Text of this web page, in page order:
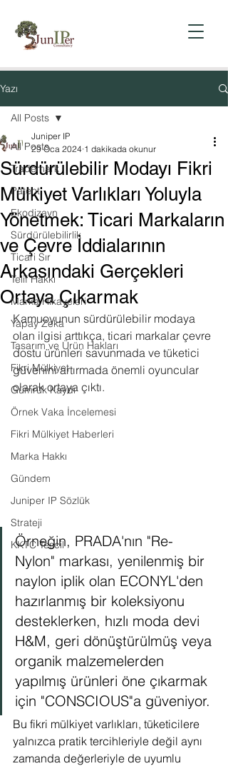
Yazı
All Posts
Trademark
Patent
Ekodizayn
Sürdürülebilirlik
Ticari Sır
Telif Hakkı
Marka Hikayeleri
Yapay Zeka
Tasarım ve Ürün Hakları
Fikri Mülkiyet
Gümrük Kaydı
Örnek Vaka İncelemesi
Fikri Mülkiyet Haberleri
Marka Hakkı
Gündem
Juniper IP Sözlük
Strateji
KKTC Tescil
All Posts
Sürdürülebilir Modayı Fikri
Mülkiyet Varlıkları Yoluyla
Yönetmek: Ticari Markaların
ve Çevre İddialarının
Arkasındaki Gerçekleri
Ortaya Çıkarmak
Juniper IP
29 Oca 2024 1 dakikada okunur
Kamuoyunun sürdürülebilir modaya
olan ilgisi arttıkça, ticari markalar çevre
dostu ürünleri savunmada ve tüketici
güvenini artırmada önemli oyuncular
olarak ortaya çıktı.
Örneğin, PRADA'nın "Re-
Nylon" markası, yenilenmiş bir
naylon iplik olan ECONYL'den
hazırlanmış bir koleksiyonu
desteklerken, hızlı moda devi
H&M, geri dönüştürülmüş veya
organik malzemelerden
yapılmış ürünleri öne çıkarmak
için "CONSCIOUS"a güveniyor.
Bu fikri mülkiyet varlıkları, tüketicilere
yalnızca pratik tercihleriyle değil aynı
zamanda değerleriyle de uyumlu